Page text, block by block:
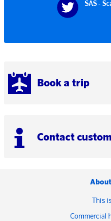
Book a trip
Contact
SAS -
This
Commercial